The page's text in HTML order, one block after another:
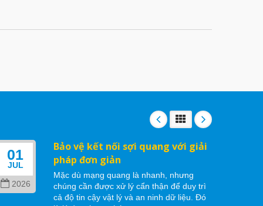
01
JUL
2026
Bảo vệ kết nối sợi quang với giải
pháp đơn giản
Mặc dù mạng quang là nhanh, nhưng
chúng cần được xử lý cẩn thận để duy trì
cả độ tin cậy vật lý và an ninh dữ liệu. Đó